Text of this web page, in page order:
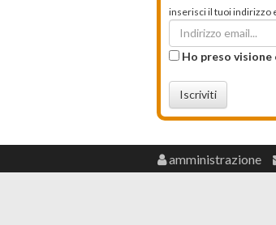
inserisci il tuoi indirizzo
Ho preso
Iscriviti
amministrazione